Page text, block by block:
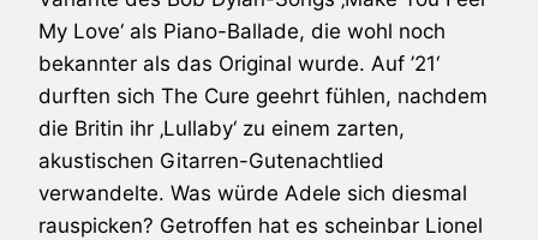
My Love‘ als Piano-Ballade, die wohl noch
bekannter als das Original wurde. Auf ’21‘
durften sich The Cure geehrt fühlen, nachdem
die Britin ihr ‚Lullaby‘ zu einem zarten,
akustischen Gitarren-Gutenachtlied
verwandelte. Was würde Adele sich diesmal
rauspicken? Getroffen hat es scheinbar Lionel